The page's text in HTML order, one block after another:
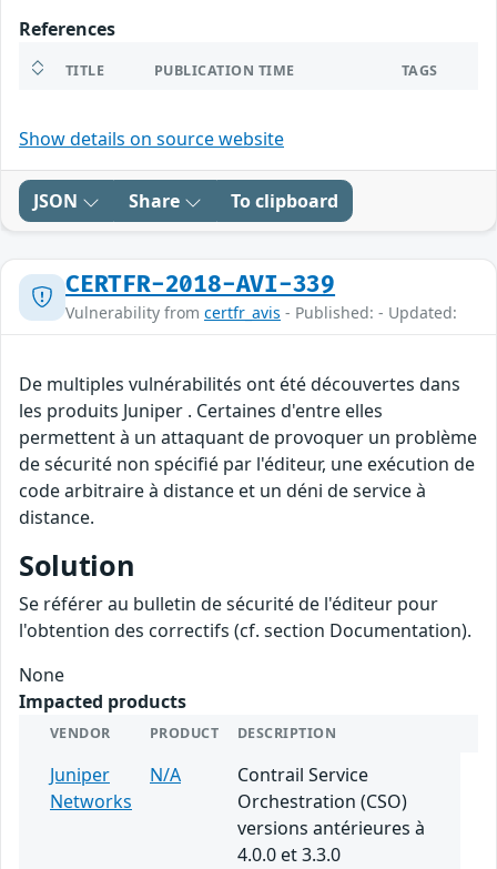
References
TITLE PUBLICATION TIME TAGS
Show details on source website
JSON Share To clipboard
CERTFR-2018-AVI-339
Vulnerability from certfr_avis - Published: - Updated:
De multiples vulnérabilités ont été découvertes dans
les produits Juniper . Certaines d'entre elles
permettent à un attaquant de provoquer un problème
de sécurité non spécifié par l'éditeur, une exécution de
code arbitraire à distance et un déni de service à
distance.
Solution
Se référer au bulletin de sécurité de l'éditeur pour
l'obtention des correctifs (cf. section Documentation).
None
Impacted products
VENDOR PRODUCT DESCRIPTION
Juniper
Networks
N/A
Contrail Service
Orchestration (CSO)
versions antérieures à
4.0.0 et 3.3.0